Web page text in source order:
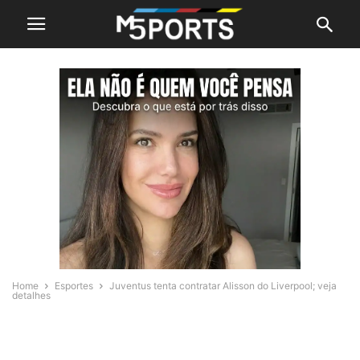
Home Esportes
Juventus tenta contratar Alisson do Liverpool; veja
detalhes